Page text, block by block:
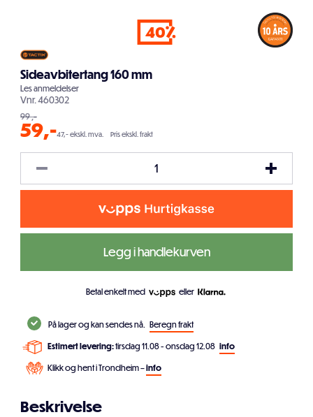
40
Sideavbitertang 160 mm
Lesanmeldelser
Vnr.460302
99,-
59,-47,- ekskl. mva. Pris ekskl. frakt
Legg i handlekurven
Betal enkelt med eller
På lager og kan sendes nå. Beregn frakt
Estimert levering:tirsdag 11.08 - onsdag 12.08 info
Klikk og hent i Trondheim –info
Beskrivelse